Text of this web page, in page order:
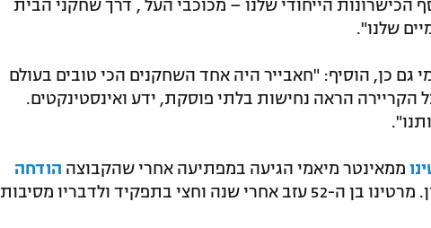
הכישרונות הייחודי שלנו – מכוכבי העל , דרך שחקני הבית
שלנו".
גם כן, הוסיף: "חאבייר היה אחד השחקנים הכי טובים בעולם
הקריירה הראה נחישות בלתי פוסקת, ידע ואינסטינקטים.
ממאינטר מיאמי הגיעה במפתיעה אחרי שהקבוצה הודחה
בתום הסיבוב הראשון. מרטינו בן ה-52 עזב אחרי שנה וחצי בתפקיד ולדבריו מסיבות